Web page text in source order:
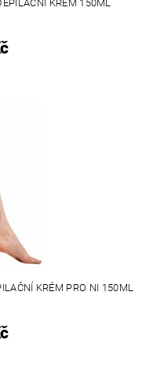
KRÉM 150ML
KRÉM PRO NI 150ML